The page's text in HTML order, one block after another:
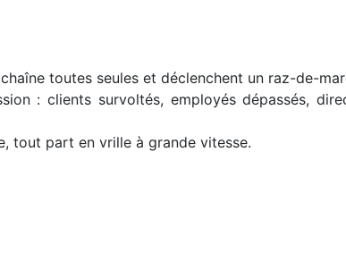
toutes seules et déclenchent un raz-de-
: clients survoltés, employés dépassés,
tout part en vrille à grande vitesse.